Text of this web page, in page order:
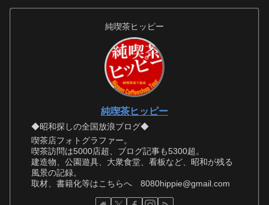
純喫茶ヒッピー
純喫茶ヒッピー
◆昭和探しの全国放浪ブログ◆
喫茶店フォトグラファー。
喫茶訪問は5000店超、ブログ記事も5300超。
建造物、公園遊具、大衆食堂、看板など、昭和が残る
風景の記録。
取材、書籍化等はこちらへ 8080hippie@gmail.com